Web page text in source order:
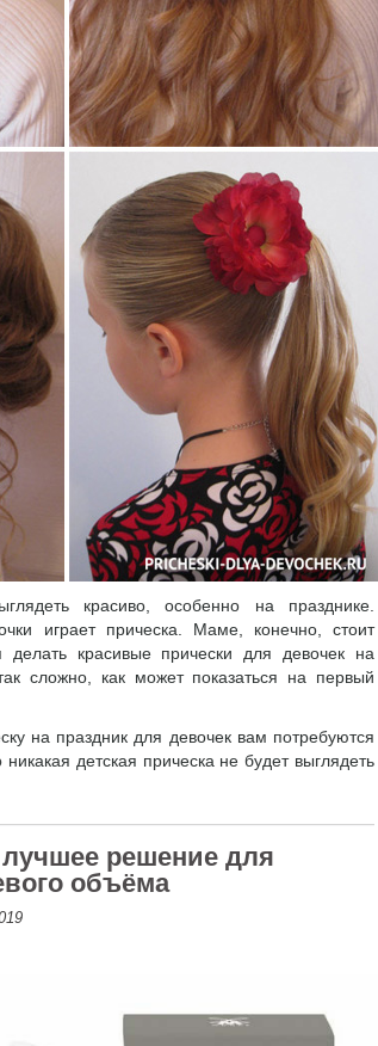
красиво, особенно на празднике.
играет прическа. Маме, конечно, стоит
делать красивые прически для девочек на
сложно, как может показаться на первый
на праздник для девочек вам потребуются
детская прическа не будет выглядеть
решение для
объёма